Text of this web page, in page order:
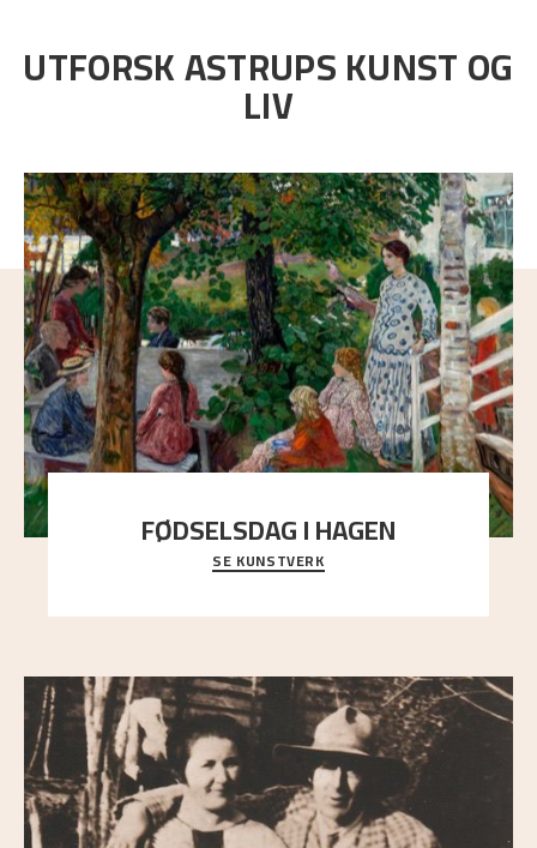
UTFORSK ASTRUPS KUNST OG
LIV
FØDSELSDAG I HAGEN
En gruppe mennesker er samlet under de store
trekronene i prestegårdshagen...
SE KUNSTVERK